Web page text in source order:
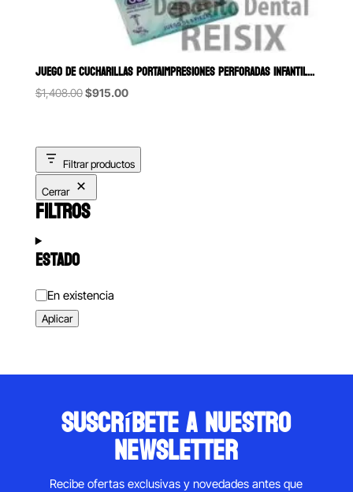
JUEGO DE CUCHARILLAS PORTAIMPRESIONES PERFORADAS
$1,408.00Original
$1,408.00.
$915.00Current
$915.00.
Filtrar productos
Cerrar
FILTROS
ESTADO
Estado
En existencia
Aplicar
suscríbete a nuestro
newsletter
Recibe ofertas exclusivas y novedades antes que